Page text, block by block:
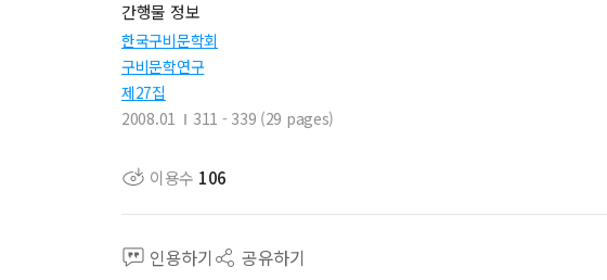
간행물 정보
한국구비문학회
구비문학연구
제27집
2008.01
311 - 339 (29 pages)
이용수 106
인용하기 공유하기